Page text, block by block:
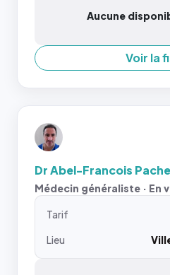
Aucune
Voir la
Dr Abel-Francois
Médecin généraliste · En
Tarif
Lieu